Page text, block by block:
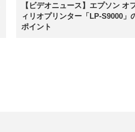
【ビデオニュース】エプソン オ
ィリオプリンター「LP-S9000」
ポイント